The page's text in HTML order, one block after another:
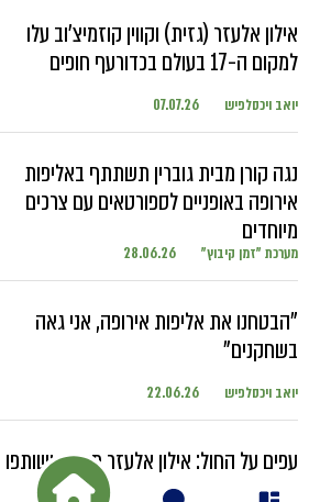
אילון אלעזר (גזית) וקווין קוזמיצ'וב עלו
למקום ה-17 בעולם בכדורעף חופים
יואב ויכסלפיש 07.07.26
נגה קורן מבית גוברין תשתתף באליפות
אירופה באופניים לספורטאים עם צרכים
מיוחדים
מערכת "זמן קיבוץ" 28.06.26
"הבטחנו את אליפות אירופה, אני גאה
בשחקנים"
יואב ויכסלפיש 22.06.26
עפים על החול: אילון אלעזר מגזית ושותפו
מתחרים בטורנירים ברחבי העולם עם